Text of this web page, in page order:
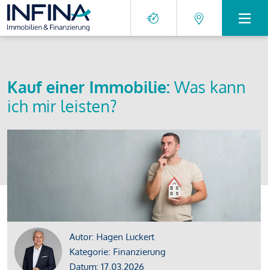
Kauf einer Immobilie: Was kann
ich mir leisten?
Autor: Hagen Luckert
Kategorie: Finanzierung
Datum: 17.03.2026